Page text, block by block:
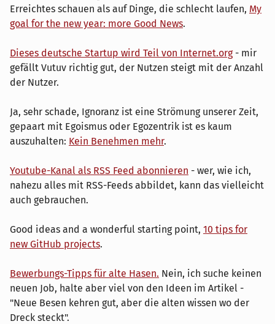
Erreichtes schauen als auf Dinge, die schlecht laufen, My
goal for the new year: more Good News.
Dieses deutsche Startup wird Teil von Internet.org- mir
gefällt Vutuv richtig gut, der Nutzen steigt mit der Anzahl
der Nutzer.
Ja, sehr schade, Ignoranz ist eine Strömung unserer Zeit,
gepaart mit Egoismus oder Egozentrik ist es kaum
auszuhalten: Kein Benehmen mehr.
Youtube-Kanal als RSS Feed abonnieren - wer, wie ich,
nahezu alles mit RSS-Feeds abbildet, kann das vielleicht
auch gebrauchen.
Good ideas and a wonderful starting point, 10 tips for
new GitHub projects.
Bewerbungs-Tipps für alte Hasen. Nein, ich suche keinen
neuen Job, halte aber viel von den Ideen im Artikel -
"Neue Besen kehren gut, aber die alten wissen wo der
Dreck steckt".